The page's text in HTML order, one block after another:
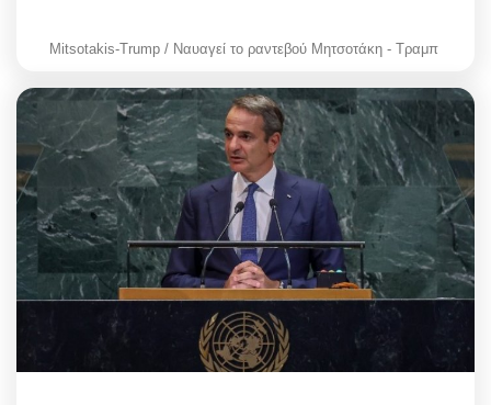
Mitsotakis-Trump / Ναυαγεί το ραντεβού Μητσοτάκη - Τραμπ